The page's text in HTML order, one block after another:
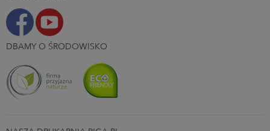
DBAMY O ŚRODOWISKO